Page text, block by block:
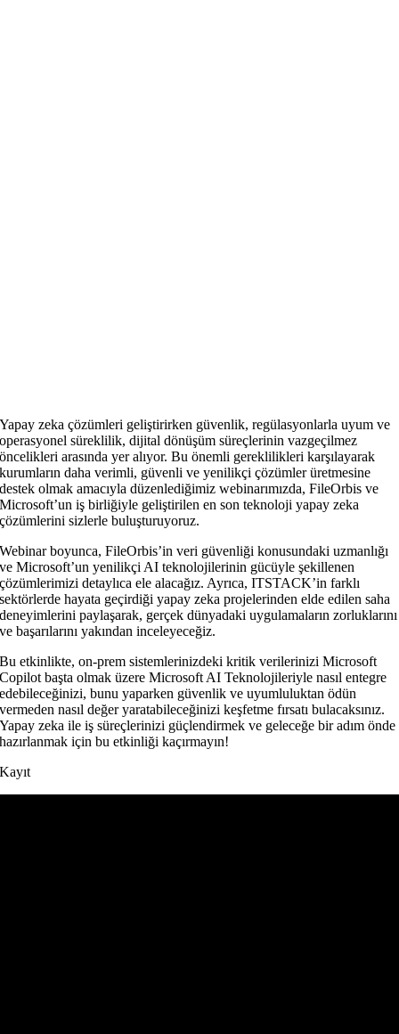
Yapay zeka çözümleri geliştirirken güvenlik, regülasyonlarla uyum ve
operasyonel süreklilik, dijital dönüşüm süreçlerinin vazgeçilmez
öncelikleri arasında yer alıyor. Bu önemli gereklilikleri karşılayarak
kurumların daha verimli, güvenli ve yenilikçi çözümler üretmesine
destek olmak amacıyla düzenlediğimiz webinarımızda, FileOrbis ve
Microsoft’un iş birliğiyle geliştirilen en son teknoloji yapay zeka
çözümlerini sizlerle buluşturuyoruz.
Webinar boyunca, FileOrbis’in veri güvenliği konusundaki uzmanlığı
ve Microsoft’un yenilikçi AI teknolojilerinin gücüyle şekillenen
çözümlerimizi detaylıca ele alacağız. Ayrıca, ITSTACK’in farklı
sektörlerde hayata geçirdiği yapay zeka projelerinden elde edilen saha
deneyimlerini paylaşarak, gerçek dünyadaki uygulamaların zorluklarını
ve başarılarını yakından inceleyeceğiz.
Bu etkinlikte, on-prem sistemlerinizdeki kritik verilerinizi Microsoft
Copilot başta olmak üzere Microsoft AI Teknolojileriyle nasıl entegre
edebileceğinizi, bunu yaparken güvenlik ve uyumluluktan ödün
vermeden nasıl değer yaratabileceğinizi keşfetme fırsatı bulacaksınız.
Yapay zeka ile iş süreçlerinizi güçlendirmek ve geleceğe bir adım önde
hazırlanmak için bu etkinliği kaçırmayın!
Kayıt